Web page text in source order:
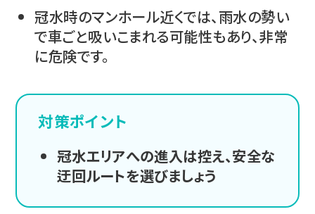
冠水時のマンホール近くでは、雨水の勢い
で車ごと吸いこまれる可能性もあり、非常
に危険です。
対策ポイント
冠水エリアへの進入は控え、安全な
迂回ルートを選びましょう